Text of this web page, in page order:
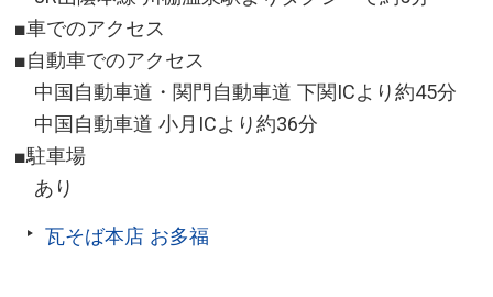
■車でのアクセス
■自動車でのアクセス
中国自動車道・関門自動車道 下関ICより約45分
中国自動車道 小月ICより約36分
■駐車場
あり
瓦そば本店 お多福